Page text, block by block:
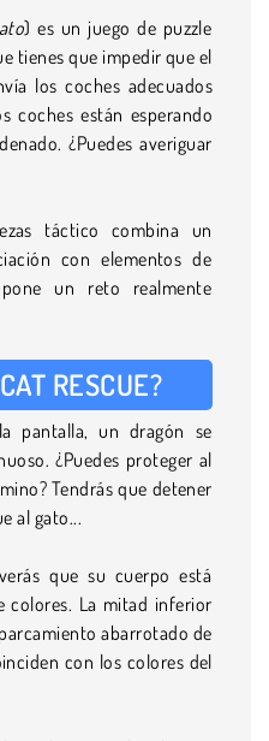
) es un juego de puzzle
tienes que impedir que el
los coches adecuados
coches están esperando
¿Puedes averiguar
táctico combina un
con elementos de
un reto realmente
RESCUE?
pantalla, un dragón se
¿Puedes proteger al
Tendrás que detener
al gato...
que su cuerpo está
colores. La mitad inferior
abarrotado de
con los colores del